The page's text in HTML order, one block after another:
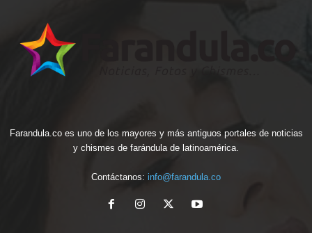
Farandula.co es uno de los mayores y más antiguos portales de noticias
y chismes de farándula de latinoamérica.
Contáctanos: info@farandula.co